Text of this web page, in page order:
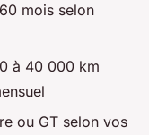
mois selon
à 40 000 km
ou GT selon vos